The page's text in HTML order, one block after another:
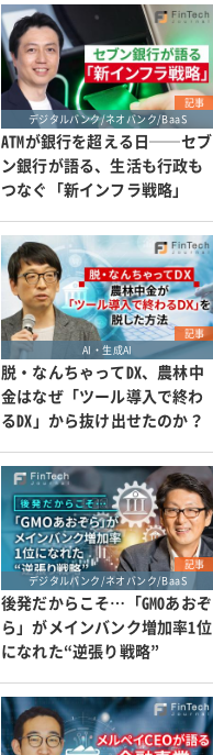
記事
デジタルバンク/ネオバンク/BaaS
ATMが銀行を超える日──セブ
ン銀行が語る、生活も行政も
つなぐ「新インフラ戦略」
記事
AI・生成AI
脱・なんちゃってDX、農林中
金はなぜ「ツール導入で終わ
るDX」から抜け出せたのか？
記事
デジタルバンク/ネオバンク/BaaS
後発だからこそ…「GMOあおぞ
ら」がメインバンク増加率1位
になれた“逆張り戦略”